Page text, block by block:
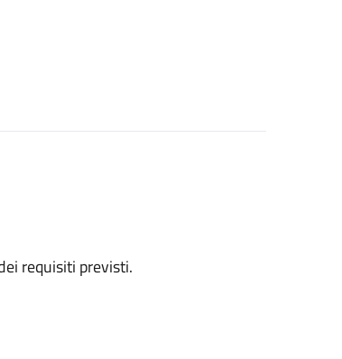
requisiti previsti.